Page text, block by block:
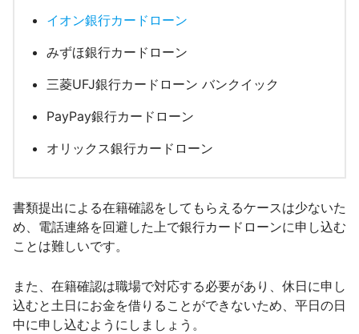
イオン銀行カードローン
みずほ銀行カードローン
三菱UFJ銀行カードローン バンクイック
PayPay銀行カードローン
オリックス銀行カードローン
書類提出による在籍確認をしてもらえるケースは少ないた
め、電話連絡を回避した上で銀行カードローンに申し込む
ことは難しいです。
また、在籍確認は職場で対応する必要があり、休日に申し
込むと土日にお金を借りることができないため、平日の日
中に申し込むようにしましょう。